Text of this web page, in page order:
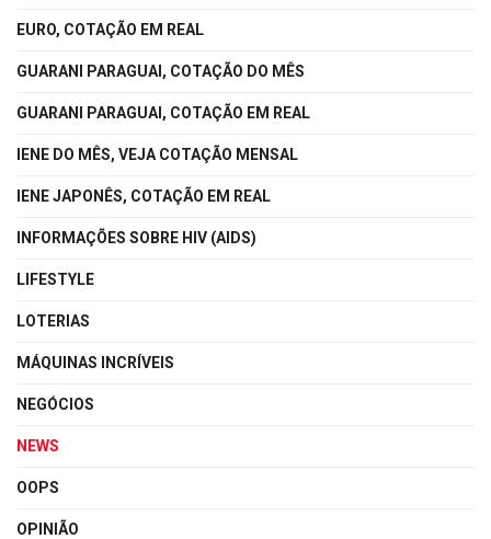
EURO, COTAÇÃO EM REAL
GUARANI PARAGUAI, COTAÇÃO DO MÊS
GUARANI PARAGUAI, COTAÇÃO EM REAL
IENE DO MÊS, VEJA COTAÇÃO MENSAL
IENE JAPONÊS, COTAÇÃO EM REAL
INFORMAÇÕES SOBRE HIV (AIDS)
LIFESTYLE
LOTERIAS
MÁQUINAS INCRÍVEIS
NEGÓCIOS
NEWS
OOPS
OPINIÃO